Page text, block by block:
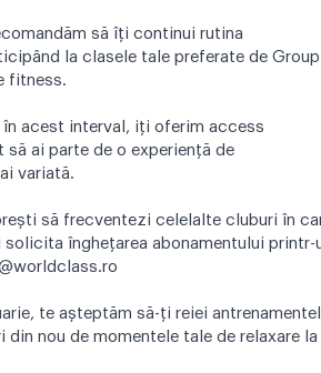
să îți continui rutina
la clasele tale preferate de Group
fitness.
acest interval, iți oferim access
să ai parte de o experiență de
variată.
să frecventezi celelalte cluburi în
înghețarea abonamentului printr-
te așteptăm să-ți reiei
din nou de momentele tale de relaxare la